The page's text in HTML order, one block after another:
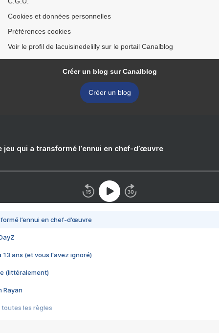
Cookies et données personnelles
Préférences cookies
Voir le profil de lacuisinedelilly sur le portail Canalblog
Créer un blog sur Canalblog
Créer un blog
jeu qui a transformé l’ennui en chef-d’œuvre
l’ennui en chef-d’œuvre
13 ans (et vous l'avez ignoré)
(littéralement)
Rayan
toutes les règles